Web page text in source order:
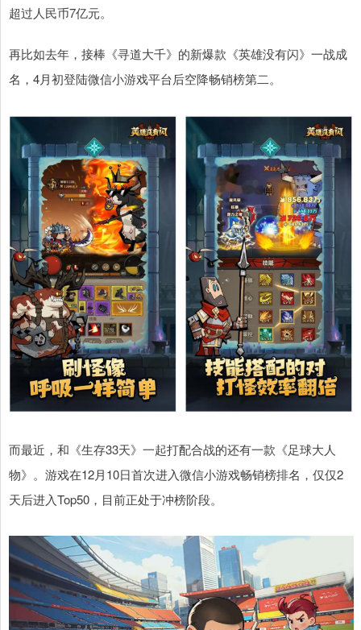
超过人民币7亿元。
再比如去年，接棒《寻道大千》的新爆款《英雄没有闪》一战成
名，4月初登陆微信小游戏平台后空降畅销榜第二。
而最近，和《生存33天》一起打配合战的还有一款《足球大人
物》。游戏在12月10日首次进入微信小游戏畅销榜排名，仅仅2
天后进入Top50，目前正处于冲榜阶段。